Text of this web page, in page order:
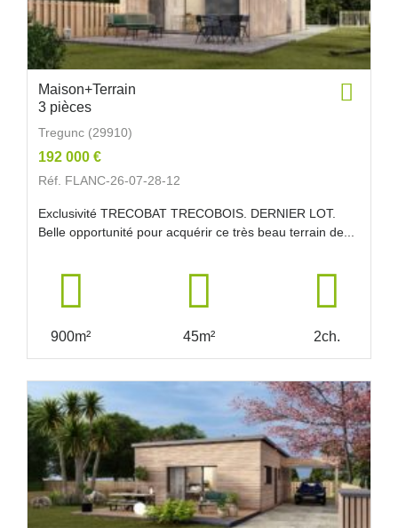
Maison+Terrain
3 pièces
Tregunc (29910)
192 000 €
Réf. FLANC-26-07-28-12
Exclusivité TRECOBAT TRECOBOIS. DERNIER LOT.
Belle opportunité pour acquérir ce très beau terrain de...
900m² 45m² 2ch.